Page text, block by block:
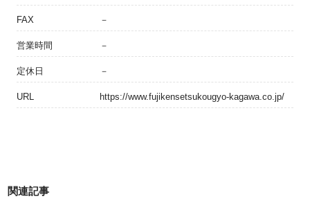
FAX －
営業時間 －
定休日 －
URL https://www.fujikensetsukougyo-kagawa.co.jp/
関連記事